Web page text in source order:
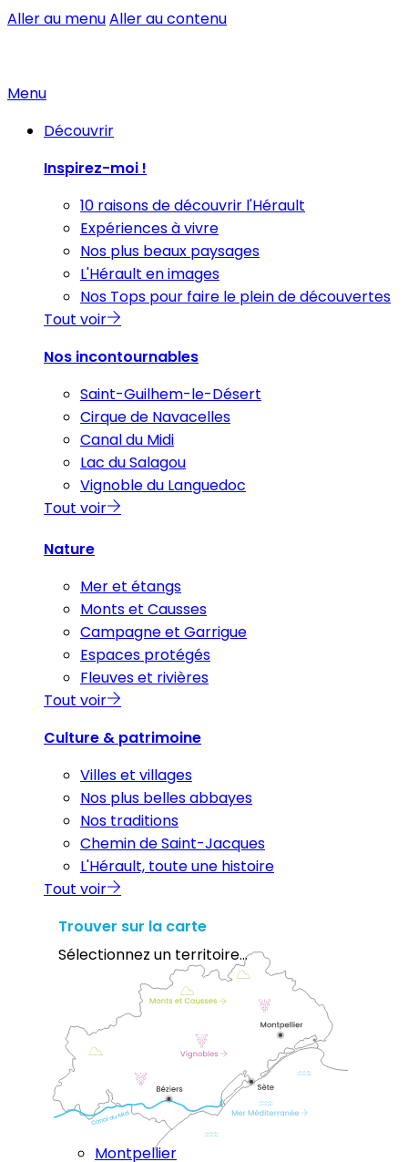
Aller au menuAller au contenu
Menu
Découvrir
Inspirez-moi !
10 raisons de découvrir l'Hérault
Expériences à vivre
Nos plus beaux paysages
L'Hérault en images
Nos Tops pour faire le plein de découvertes
Tout voir
Nos incontournables
Saint-Guilhem-le-Désert
Cirque de Navacelles
Canal du Midi
Lac du Salagou
Vignoble du Languedoc
Tout voir
Nature
Mer et étangs
Monts et Causses
Campagne et Garrigue
Espaces protégés
Fleuves et rivières
Tout voir
Culture & patrimoine
Villes et villages
Nos plus belles abbayes
Nos traditions
Chemin de Saint-Jacques
L'Hérault, toute une histoire
Tout voir
Trouver sur la carte
Sélectionnez un territoire...
Montpellier